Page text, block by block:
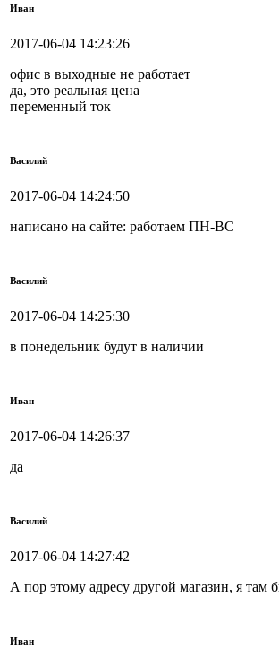
Иван
2017-06-04 14:23:26
офис в выходные не работает
да, это реальная цена
переменный ток
Василий
2017-06-04 14:24:50
написано на сайте: работаем ПН-ВС
Василий
2017-06-04 14:25:30
в понедельник будут в наличии
Иван
2017-06-04 14:26:37
да
Василий
2017-06-04 14:27:42
А пор этому адресу другой магазин, я там
Иван